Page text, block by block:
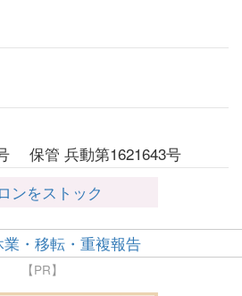
保管 兵動第1621643号
ンをストック
・移転・重複報告
【PR】